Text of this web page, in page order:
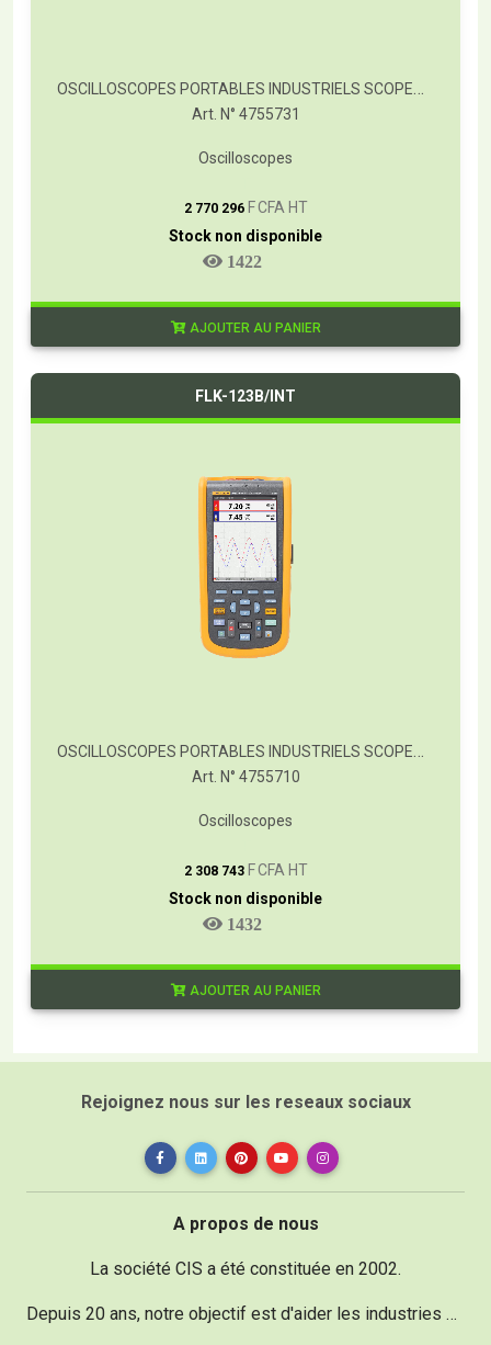
OSCILLOSCOPES PORTABLES INDUSTRIELS SCOPEMETER® FLUKE SÉRIE 120B
Art. N° 4755731
Oscilloscopes
2 770 296 F CFA HT
Stock non disponible
1422
AJOUTER AU PANIER
FLK-123B/INT
OSCILLOSCOPES PORTABLES INDUSTRIELS SCOPEMETER® FLUKE SÉRIE 120B
Art. N° 4755710
Oscilloscopes
2 308 743 F CFA HT
Stock non disponible
1432
AJOUTER AU PANIER
Rejoignez nous sur les reseaux sociaux
A propos de nous
La société CIS a été constituée en 2002.
Depuis 20 ans, notre objectif est d'aider les industries dans le domaine de la maintenance vu qu'un réel besoin existe.